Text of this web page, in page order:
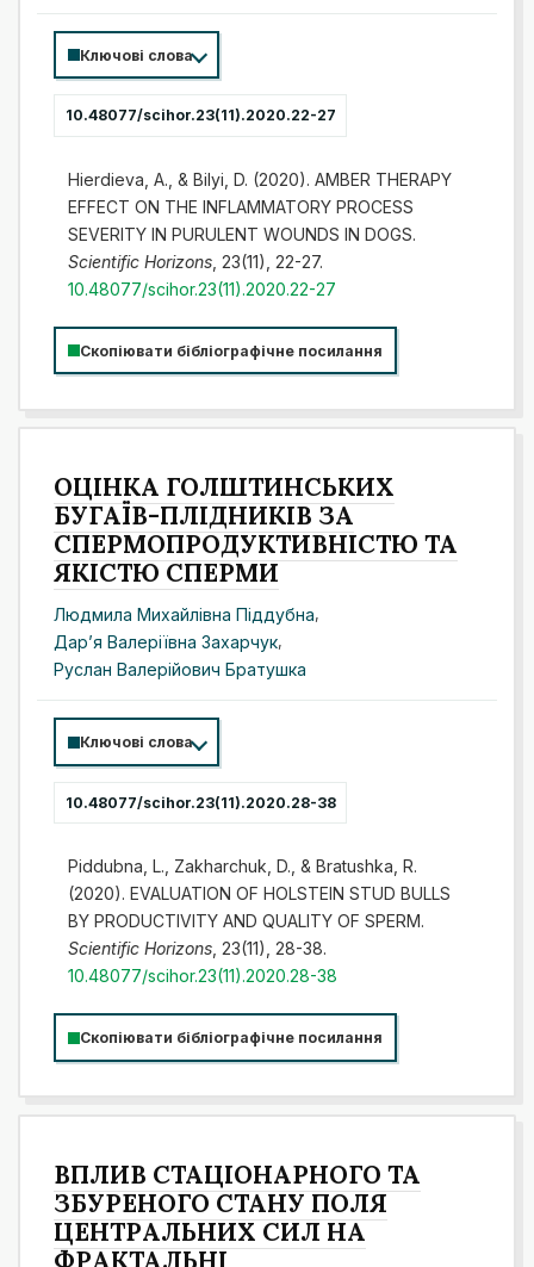
Ключові слова
10.48077/scihor.23(11).2020.22-27
Hierdieva, A., & Bilyi, D. (2020). AMBER THERAPY
EFFECT ON THE INFLAMMATORY PROCESS
SEVERITY IN PURULENT WOUNDS IN DOGS.
Scientific Horizons, 23(11), 22-27.
10.48077/scihor.23(11).2020.22-27
Скопіювати бібліографічне посилання
ОЦІНКА ГОЛШТИНСЬКИХ
БУГАЇВ-ПЛІДНИКІВ ЗА
СПЕРМОПРОДУКТИВНІСТЮ ТА
ЯКІСТЮ СПЕРМИ
Людмила Михайлівна Піддубна,
Дарʼя Валеріївна Захарчук,
Руслан Валерійович Братушка
Ключові слова
10.48077/scihor.23(11).2020.28-38
Piddubna, L., Zakharchuk, D., & Bratushka, R.
(2020). EVALUATION OF HOLSTEIN STUD BULLS
BY PRODUCTIVITY AND QUALITY OF SPERM.
Scientific Horizons, 23(11), 28-38.
10.48077/scihor.23(11).2020.28-38
Скопіювати бібліографічне посилання
ВПЛИВ СТАЦІОНАРНОГО ТА
ЗБУРЕНОГО СТАНУ ПОЛЯ
ЦЕНТРАЛЬНИХ СИЛ НА
ФРАКТАЛЬНІ